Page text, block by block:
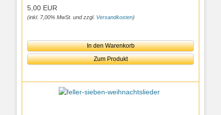
5,00 EUR
(inkl. 7,00% MwSt. und zzgl. Versandkosten)
In den Warenkorb
Zum Produkt